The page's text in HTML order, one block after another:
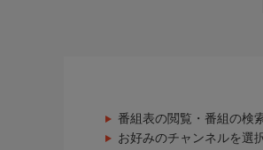
番組表の閲覧・番組の検
お好みのチャンネルを選